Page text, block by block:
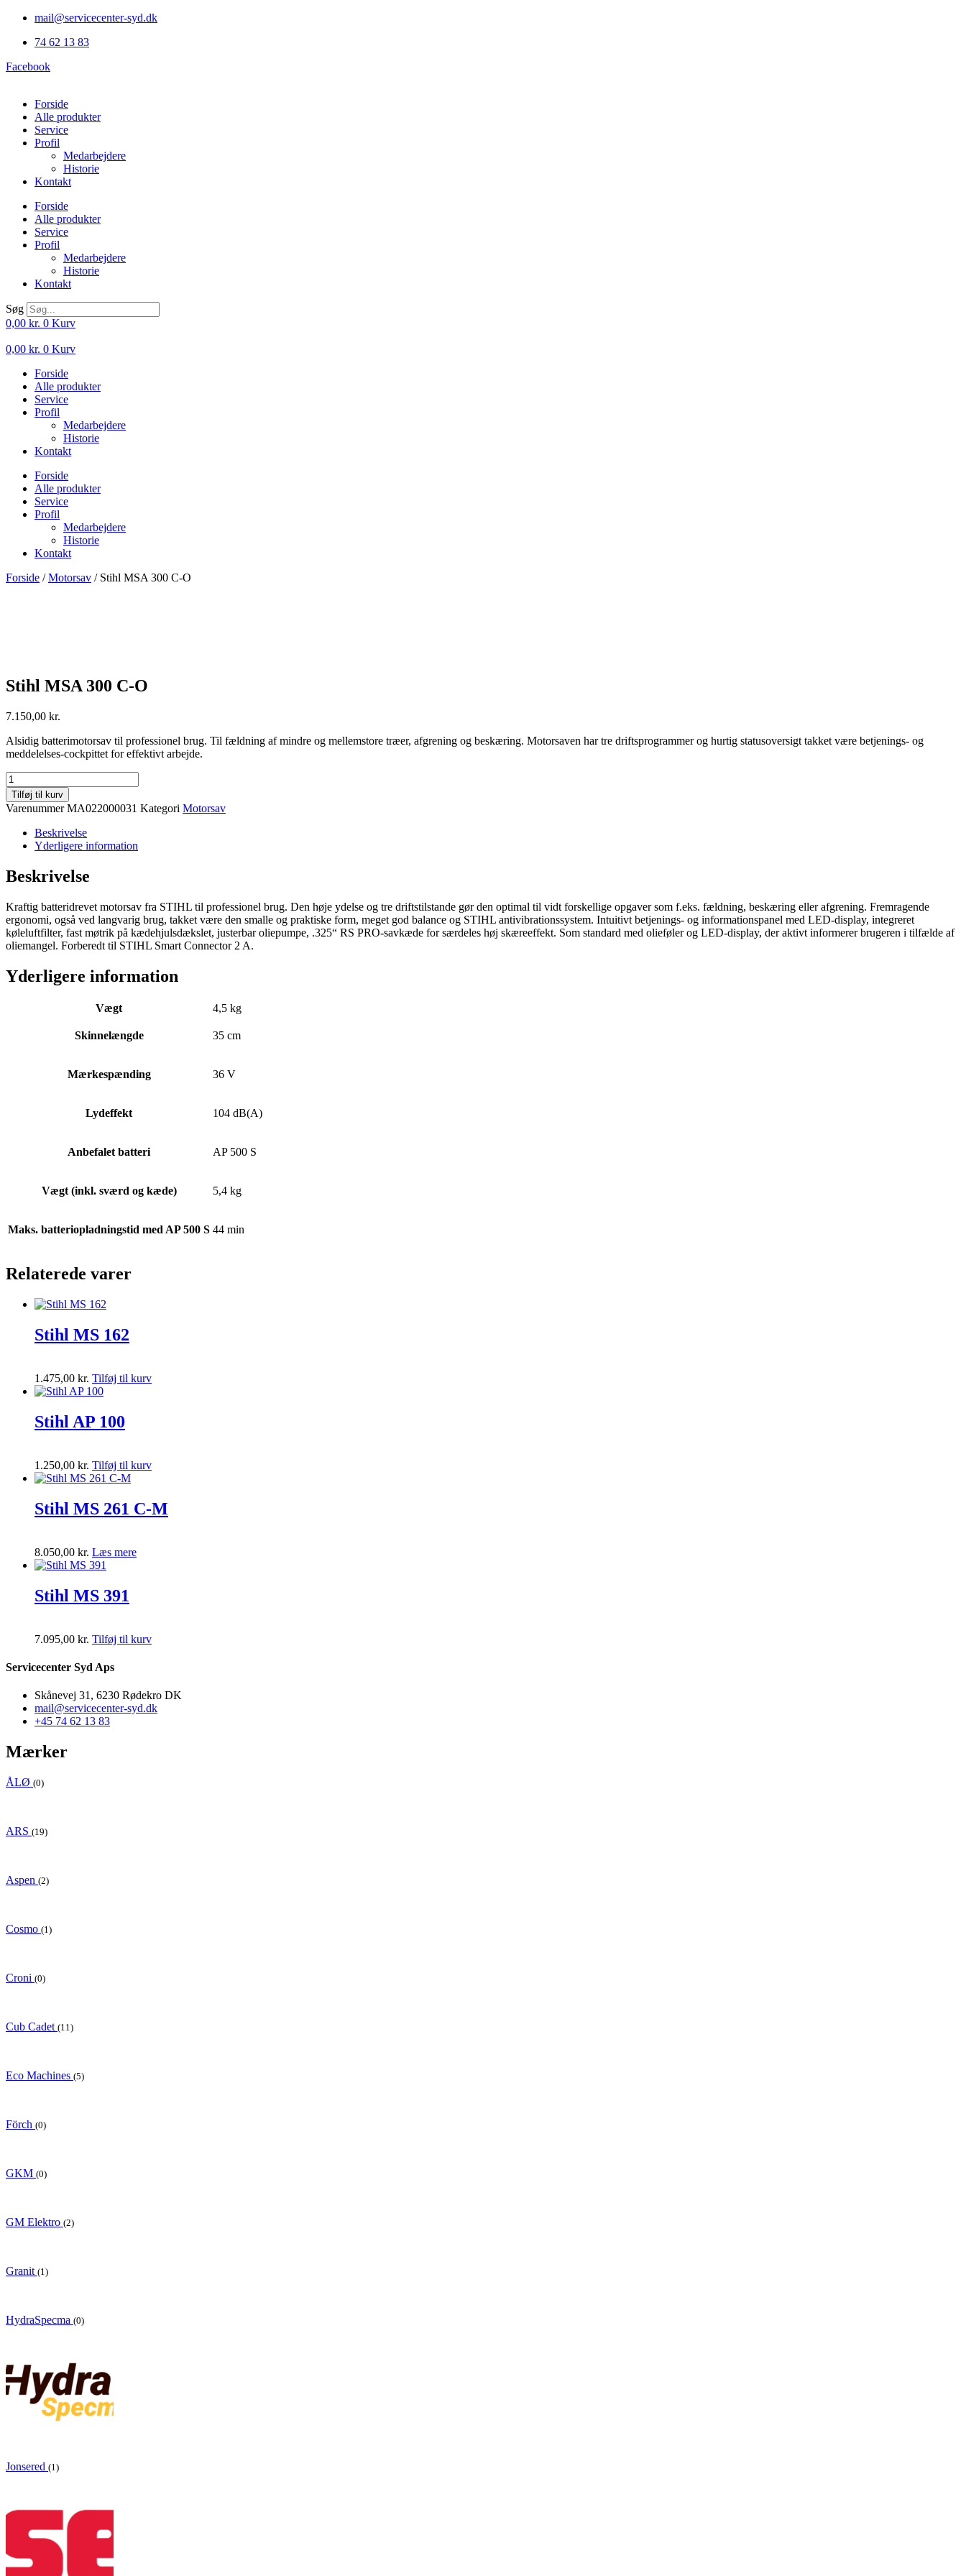
Videre
indhold
mail@servicecenter-syd.dk
74 62 13 83
Facebook
Forside
Alle produkter
Service
Profil
Medarbejdere
Historie
Kontakt
Forside
Alle produkter
Service
Profil
Medarbejdere
Historie
Kontakt
Søg
0,00 kr. 0 Kurv
0,00 kr. 0 Kurv
Forside
Alle produkter
Service
Profil
Medarbejdere
Historie
Kontakt
Forside
Alle produkter
Service
Profil
Medarbejdere
Historie
Kontakt
Forside /Motorsav / Stihl MSA 300 C-O
Stihl MSA 300 C-O
7.150,00 kr.
Alsidig batterimotorsav til professionel brug. Til fældning af mindre og mellemstore træer, afgrening og beskæring. Motorsaven har tre driftsprogrammer og hurtig statusoversigt takket være betjenings- og
meddelelses-cockpittet for effektivt arbejde.
Stihl
MSA
300
C-
antal
Tilføj til kurv
VarenummerMA022000031 Kategori Motorsav
Beskrivelse
Yderligere information
Beskrivelse
Kraftig batteridrevet motorsav fra STIHL til professionel brug. Den høje ydelse og tre driftstilstande gør den optimal til vidt forskellige opgaver som f.eks. fældning, beskæring eller afgrening. Fremragende
ergonomi, også ved langvarig brug, takket være den smalle og praktiske form, meget god balance og STIHL antivibrationssystem. Intuitivt betjenings- og informationspanel med LED-display, integreret
køleluftfilter, fast møtrik på kædehjulsdækslet, justerbar oliepumpe, .325“ RS PRO-savkæde for særdeles høj skæreeffekt. Som standard med olieføler og LED-display, der aktivt informerer brugeren i tilfælde af
oliemangel. Forberedt til STIHL Smart Connector 2 A.
Yderligere information
Vægt 4,5 kg
Skinnelængde 35 cm
Mærkespænding 36 V
Lydeffekt 104 dB(A)
Anbefalet batteri AP 500 S
Vægt (inkl. sværd og kæde) 5,4 kg
Maks. batteriopladningstid med AP 500 S 44 min
Relaterede varer
Stihl MS 162
1.475,00 kr. Tilføj til kurv
Stihl AP 100
1.250,00 kr. Tilføj til kurv
Stihl MS 261 C-M
8.050,00 kr. Læs mere
Stihl MS 391
7.095,00 kr. Tilføj til kurv
Servicecenter Syd Aps
Skånevej 31, 6230 Rødekro DK
mail@servicecenter-syd.dk
+45 74 62 13 83
Mærker
ÅLØ (0)
ARS (19)
Aspen (2)
Cosmo (1)
Croni (0)
Cub Cadet (11)
Eco Machines (5)
Förch (0)
GKM (0)
GM Elektro (2)
Granit (1)
HydraSpecma (0)
Jonsered (1)